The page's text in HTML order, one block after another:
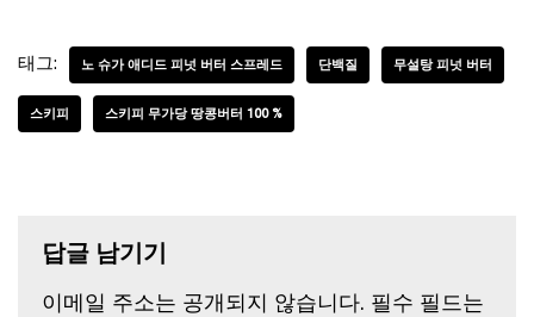
태그: 노 슈가 애디드 피넛 버터 스프레드 단백질 무설탕 피넛 버터
스키피 스키피 무가당 땅콩버터 100 %
답글 남기기
이메일 주소는 공개되지 않습니다. 필수 필드는